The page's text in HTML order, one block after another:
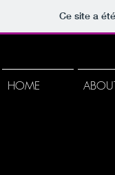
Ce site a
HOME